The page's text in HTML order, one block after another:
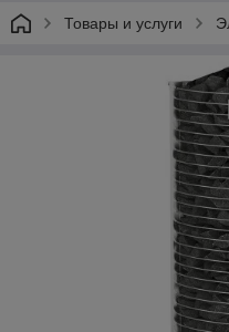
Товары и услуги